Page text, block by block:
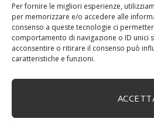
Per fornire le migliori esperienze,
per memorizzare e/o accedere alle
consenso a queste tecnologie ci
comportamento di navigazione o ID unici
acconsentire o ritirare il consenso può
caratteristiche e funzioni.
frutta e succo di ghiaccio
EU Plug)